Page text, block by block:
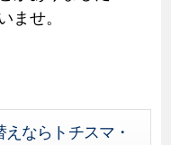
ませ。
ならトチスマ・